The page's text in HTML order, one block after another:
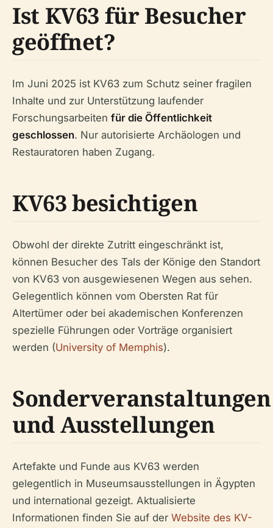
Ist KV63 für Besucher
geöffnet?
Im Juni 2025 ist KV63 zum Schutz seiner fragilen
Inhalte und zur Unterstützung laufender
Forschungsarbeiten für die Öffentlichkeit
geschlossen. Nur autorisierte Archäologen und
Restauratoren haben Zugang.
KV63 besichtigen
Obwohl der direkte Zutritt eingeschränkt ist,
können Besucher des Tals der Könige den Standort
von KV63 von ausgewiesenen Wegen aus sehen.
Gelegentlich können vom Obersten Rat für
Altertümer oder bei akademischen Konferenzen
spezielle Führungen oder Vorträge organisiert
werden (University of Memphis).
Sonderveranstaltungen
und Ausstellungen
Artefakte und Funde aus KV63 werden
gelegentlich in Museumsausstellungen in Ägypten
und international gezeigt. Aktualisierte
Informationen finden Sie auf der Website des KV-